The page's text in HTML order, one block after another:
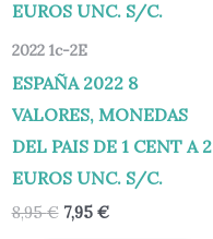
2022 1c-2E
ESPAÑA 2022 8
VALORES, MONEDAS
DEL PAIS DE 1 CENT A 2
EUROS UNC. S/C.
8,95€ 7,95 €